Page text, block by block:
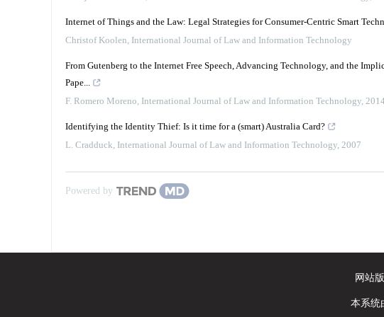
Internet of Things and the Law: Legal Strategies for Consumer-Centric Smart
Christof Koolen, International Journal of Law and Information Technology
From Gutenberg to the Internet Free Speech, Advancing Technology, and the
Pape...
F. Romero Moreno, International Journal of Law and Information Technology,
Identifying the Identity Thief: Is it time for a (smart) Australia Card?
L. Cradduck, International Journal of Law and Information Technology, 2007
Powered by
网站
本系统